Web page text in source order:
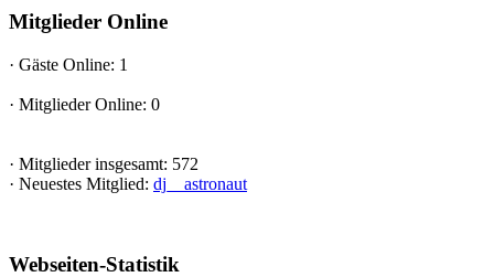
Mitglieder Online
· Gäste Online: 1
· Mitglieder Online: 0
· Mitglieder insgesamt: 572
· Neuestes Mitglied: dj__astronaut
Webseiten-Statistik